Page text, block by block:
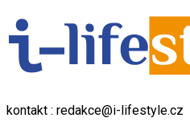
kontakt : redakce@i-lifestyle.cz